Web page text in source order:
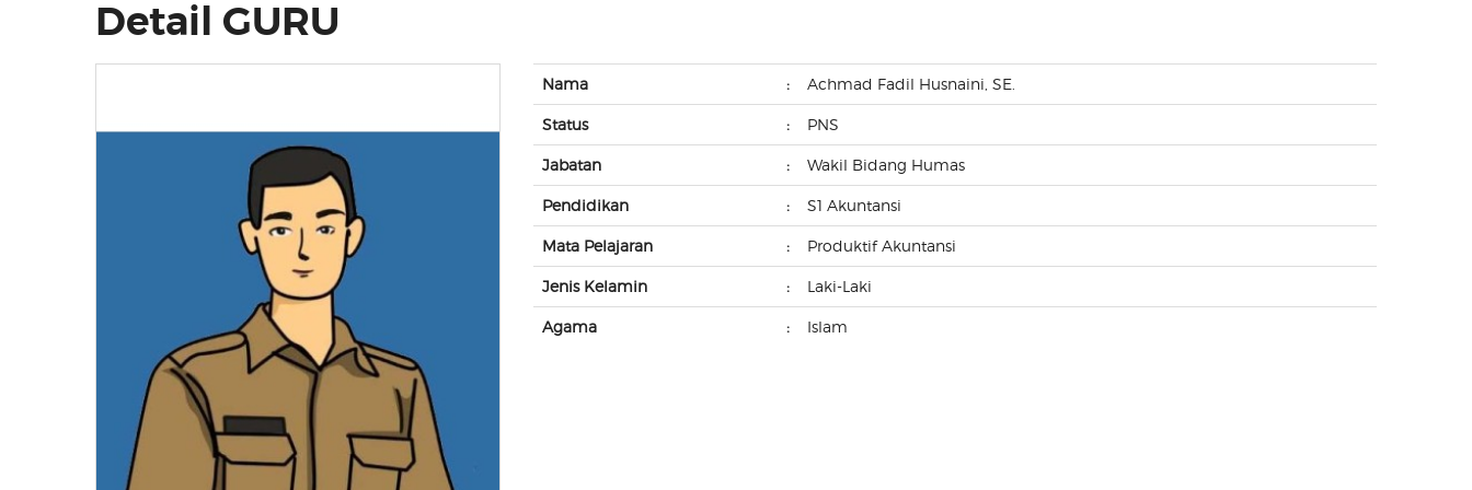
Detail GURU
Nama : Achmad Fadil Husnaini, SE.
Status : PNS
Jabatan : Wakil Bidang Humas
Pendidikan : S1 Akuntansi
Mata Pelajaran : Produktif Akuntansi
Jenis Kelamin : Laki-Laki
Agama : Islam